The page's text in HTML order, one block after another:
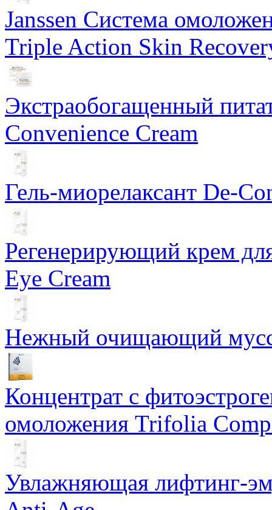
Janssen Система
Triple Action Skin
Экстраобогащенный
Convenience Cream
Гель-миорелаксант De-
Регенерирующий крем
Eye Cream
Нежный очищающий мусс
Концентрат с
омоложения Trifolia
Увлажняющая лифтинг-